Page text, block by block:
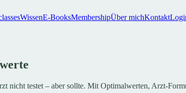
WissenE-BooksMembershipÜber michKontakt
nicht testet – aber sollte. Mit Optimalwerten, Arzt-